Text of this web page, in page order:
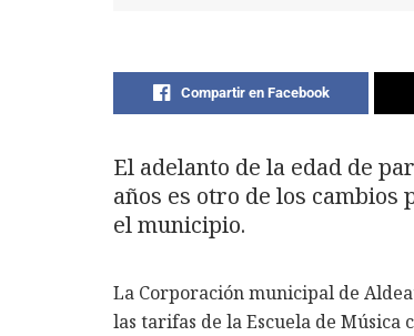
Compartir en Facebook
El adelanto de la edad de
años es otro de los
el municipio.
La Corporación municipal de
las tarifas de la Escuela de